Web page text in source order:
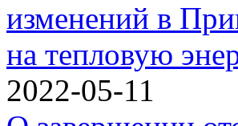
изменений в
на тепловую
2022-05-11